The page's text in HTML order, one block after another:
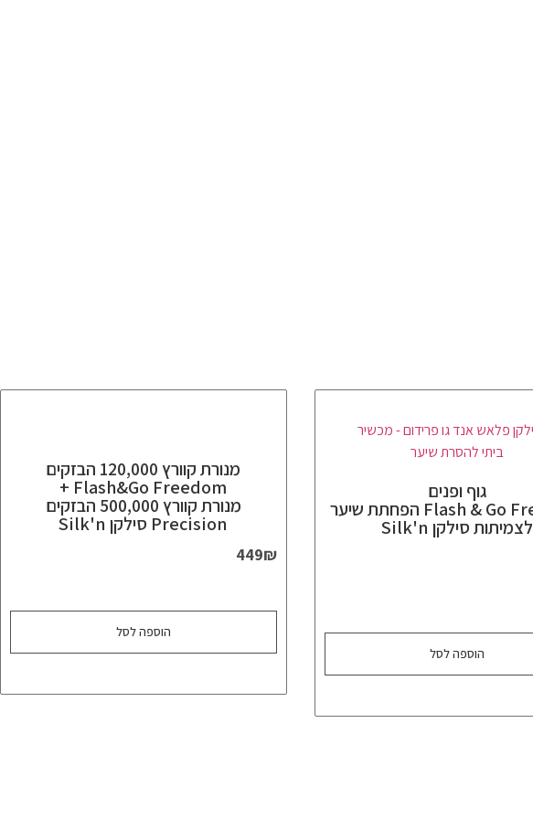
גוף ופנים
Flash & Go Freedom הפחתת שיער
לצמיתות סילקן Silk'n
הוספה לסל
מנורת קוורץ 120,000 הבזקים
Flash&Go Freedom +
מנורת קוורץ 500,000 הבזקים
Precision סילקן Silk'n
449₪
הוספה לסל